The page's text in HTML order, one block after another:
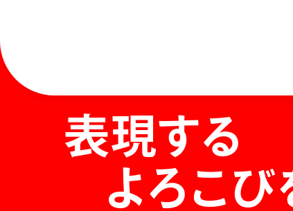
表現する
よろこび